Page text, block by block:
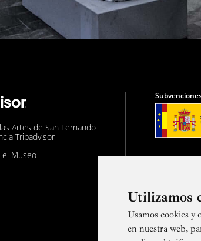
Utilizamos
Usamos cookies y
en nuestra web,
Artes de San Fernando
Tripadvisor
el Museo